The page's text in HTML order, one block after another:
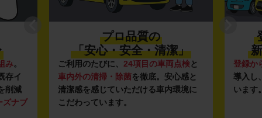
み。
存イ
削減
ズナブ
プロ品質の
「安心・安全・清潔」
ご利用のたびに、 24項目の車両点検と
車内外の清掃・除菌を徹底。安心感と
清潔感を感じていただける車内環境に
こだわっています。
登録か
導入し
います